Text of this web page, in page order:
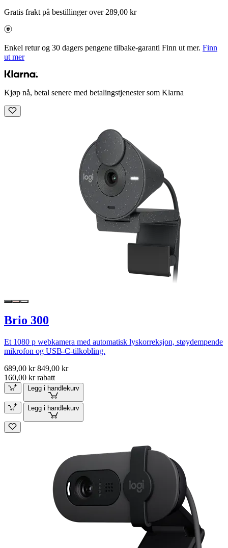
Gratis frakt på bestillinger over 289,00 kr
Enkel retur og 30 dagers pengene tilbake-garanti Finn ut mer. Finn
ut mer
Kjøp nå, betal senere med betalingstjenester som Klarna
Brio 300
Et 1080 p webkamera med automatisk lyskorreksjon, støydempende
mikrofon og USB-C-tilkobling.
689,00 kr 849,00 kr
160,00 kr rabatt
Legg i handlekurv
Legg i handlekurv